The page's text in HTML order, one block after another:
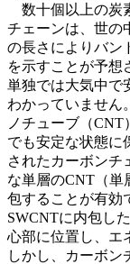
数十個以上の炭
チェーンは、世の
の長さによりバン
を示すことが予想
単独では大気中で
わかっていません
ノチューブ（
でも安定な状態に
されたカーボンチ
な単層のCNT（単
包することが有効
SWCNTに内包し
心部に位置し、エ
しかし、カーボン